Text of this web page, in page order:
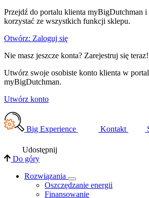
Przejdź do portalu klienta myBigDutchman i
korzystać ze wszystkich funkcji sklepu.
Otwórz: Zaloguj się
Nie masz jeszcze konta? Zarejestruj się teraz!
Utwórz swoje osobiste konto klienta w
myBigDutchman.
Utwórz konto
Big Experience Kontakt
Udostępnij
Do góry
Rozwiązania
​Oszczędzanie energii
Finansowanie